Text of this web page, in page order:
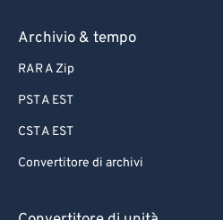
Archivio & tempo
RAR A Zip
PST A EST
CST A EST
Convertitore di archivi